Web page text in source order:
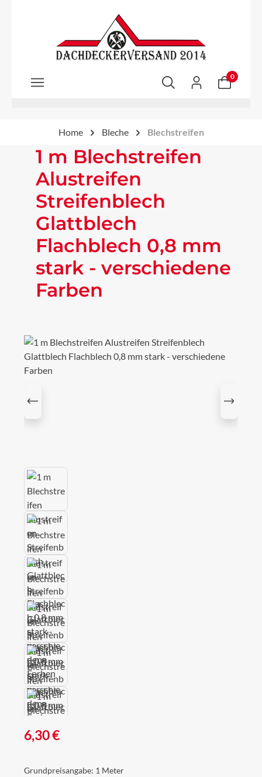
Zum Hauptinhalt springen
0
Home Bleche Blechstreifen
1 m Blechstreifen
Alustreifen
Streifenblech
Glattblech
Flachblech 0,8 mm
stark - verschiedene
Farben
Bildergalerie überspringen
Regulärer Preis:
6,30 €
Grundpreisangabe: 1 Meter